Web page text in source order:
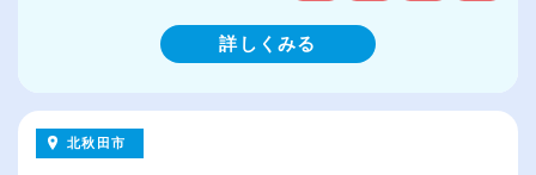
詳しくみる
北秋田市